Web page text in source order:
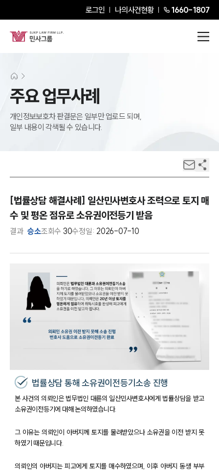
로그인 나의사건현황 1660-1807
주요 업무사례
개인정보보호차 판결문은 일부만 업로드 되며,
일부 내용이 각색될 수 있습니다.
[법률상담 해결사례] 일산민사변호사 조력으로 토지 매
수 및 평온 점유로 소유권이전등기 받음
결과 승소조회수 30수정일: 2026-07-10
법률상담 통해 소유권이전등기소송 진행
본 사건의 의뢰인은 법무법인 대륜의 일산민사변호사에게 법률상담을 받고
소유권이전등기에 대해 논의하였습니다.
그 이유는 의뢰인이 아버지께 토지를 물려받았으나 소유권을 이전 받지 못
하였기 때문입니다.
의뢰인의 아버지는 피고에게 토지를 매수하였으며, 이후 아버지 동생 부부